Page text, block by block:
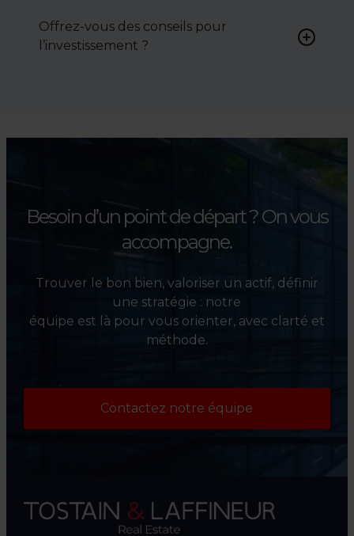
négocier le prix, le bail ou les
conditions de vente.
Offrez-vous des conseils pour
l’investissement ?
l’évaluation et la valorisation
Besoin d’un point de départ ?On vous
accompagne.
Trouver le bon bien, valoriser un actif, définir
une stratégie : notre
équipe est là pour vous orienter, avec clarté et
méthode.
Contactez notre équipe